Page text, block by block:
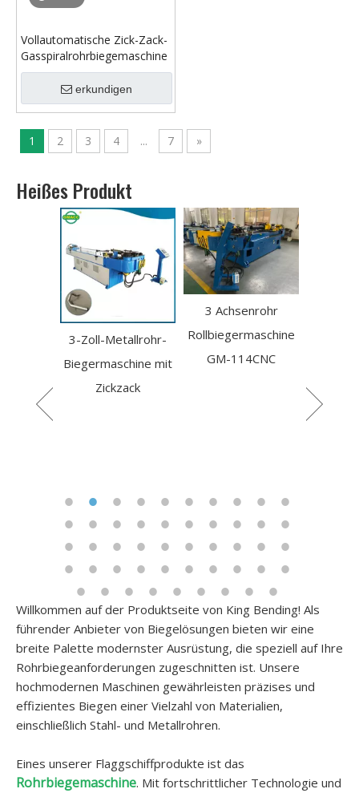
Vollautomatische Zick-Zack-
Gasspiralrohrbiegemaschine
erkundigen
1 2 3 4 ... 7 »
Heißes Produkt
3 Achsenrohr
Rollbiegermaschine
GM-114CNC
Tragbare
hydraulische 3 -
Achse -
Willkommen auf der Produktseite von King Bending! Als
führender Anbieter von Biegelösungen bieten wir eine
breite Palette modernster Ausrüstung, die speziell auf Ihre
Rohrbiegeanforderungen zugeschnitten ist. Unsere
hochmodernen Maschinen gewährleisten präzises und
effizientes Biegen einer Vielzahl von Materialien,
einschließlich Stahl- und Metallrohren.
Eines unserer Flaggschiffprodukte ist das
Rohrbiegemaschine. Mit fortschrittlicher Technologie und